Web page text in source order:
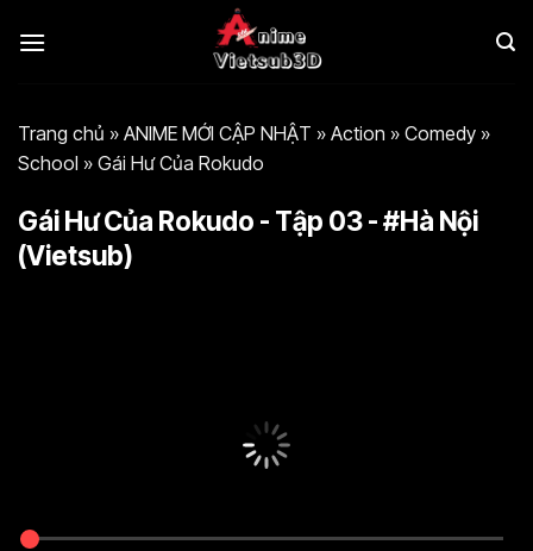
qua
Trang chủ » ANIME MỚI CẬP NHẬT » Action » Comedy »
School » Gái Hư Của Rokudo
Gái Hư Của Rokudo - Tập 03 - #Hà Nội
(Vietsub)